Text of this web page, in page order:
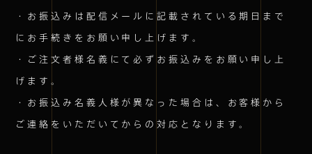
・お振込みは配信メールに記載されている期日まで
にお手続きをお願い申し上げます。
・ご注文者様名義にて必ずお振込みをお願い申し上
げます。
・お振込み名義人様が異なった場合は、お客様から
ご連絡をいただいてからの対応となります。